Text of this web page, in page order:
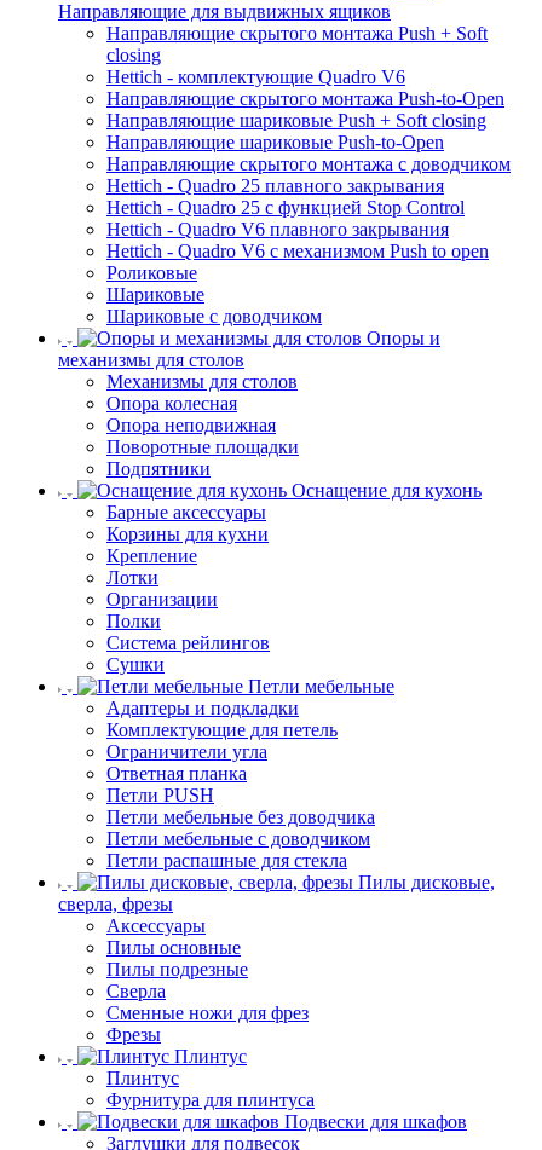
Направляющие для выдвижных ящиков
Направляющие скрытого монтажа Push + Soft
closing
Hettich - комплектующие Quadro V6
Направляющие скрытого монтажа Push-to-Open
Направляющие шариковые Push + Soft closing
Направляющие шариковые Push-to-Open
Направляющие скрытого монтажа с доводчиком
Hettich - Quadro 25 плавного закрывания
Hettich - Quadro 25 с функцией Stop Control
Hettich - Quadro V6 плавного закрывания
Hettich - Quadro V6 с механизмом Push to open
Роликовые
Шариковые
Шариковые с доводчиком
Опоры и
механизмы для столов
Механизмы для столов
Опора колесная
Опора неподвижная
Поворотные площадки
Подпятники
Оснащение для кухонь
Барные аксессуары
Корзины для кухни
Крепление
Лотки
Организации
Полки
Система рейлингов
Сушки
Петли мебельные
Адаптеры и подкладки
Комплектующие для петель
Ограничители угла
Ответная планка
Петли PUSH
Петли мебельные без доводчика
Петли мебельные с доводчиком
Петли распашные для стекла
Пилы дисковые,
сверла, фрезы
Аксессуары
Пилы основные
Пилы подрезные
Сверла
Сменные ножи для фрез
Фрезы
Плинтус
Плинтус
Фурнитура для плинтуса
Подвески для шкафов
Заглушки для подвесок